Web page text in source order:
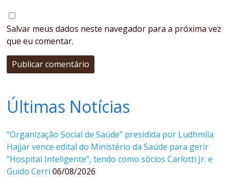
Salvar meus dados neste navegador para a próxima vez
que eu comentar.
Últimas Notícias
“Organização Social de Saúde” presidida por Ludhmila
Hajjar vence edital do Ministério da Saúde para gerir
“Hospital Inteligente”, tendo como sócios Carlotti Jr. e
Guido Cerri 06/08/2026